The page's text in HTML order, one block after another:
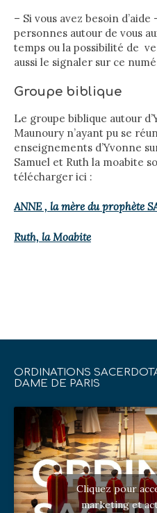
– Si vous avez besoin
personnes autour de vous
temps ou la possibilité de
aussi le signaler sur ce
Groupe biblique
Le groupe biblique autour
Maunoury n’ayant pu se
enseignements d’Yvonne
Samuel et Ruth la moabite
télécharger ici :
ANNE , la mère du prophète
Ruth, la Moabite
ORDINATIONS
DAME DE PARIS
Cliquez pour
marketing et